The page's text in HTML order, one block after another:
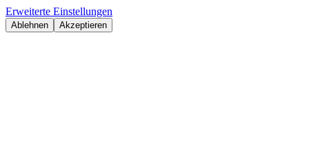
Erweiterte Einstellungen
Ablehnen Akzeptieren